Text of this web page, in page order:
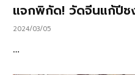
แจกพิกัด! วัดจีนแก้ปีช
2024/03/05
…